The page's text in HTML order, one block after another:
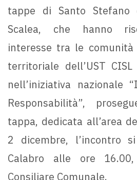
tappe di Santo
Scalea, che hanno
interesse tra le
territoriale dell’UST
nell’iniziativa nazionale
Responsabilità”,
tappa, dedicata all’area
2 dicembre, l’incontro
Calabro alle ore
Consiliare Comunale.